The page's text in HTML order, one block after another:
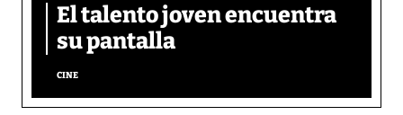
El talento joven encuentra
su pantalla​
CINE